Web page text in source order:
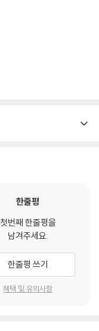
한줄평
첫번째 한줄평을
남겨주세요.
한줄평 쓰기
혜택 및 유의사항